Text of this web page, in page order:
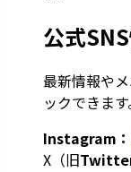
公式
最新情報や
ックできます
Instagram：
X（旧